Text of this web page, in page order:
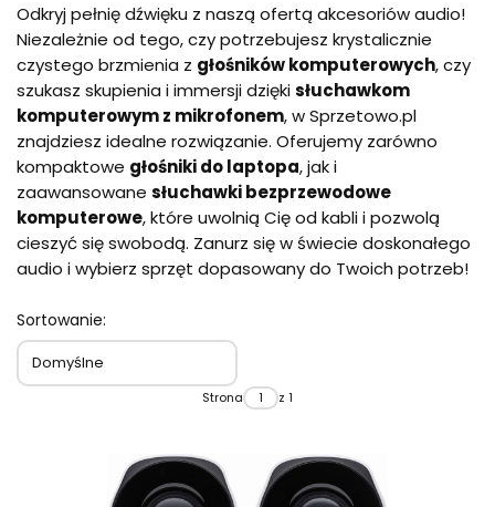
Odkryj pełnię dźwięku z naszą ofertą akcesoriów audio!
Niezależnie od tego, czy potrzebujesz krystalicznie
czystego brzmienia z głośników komputerowych, czy
szukasz skupienia i immersji dziękisłuchawkom
komputerowym z mikrofonem, w Sprzetowo.pl
znajdziesz idealne rozwiązanie. Oferujemy zarówno
kompaktowe głośniki do laptopa, jak i
zaawansowane słuchawki bezprzewodowe
komputerowe, które uwolnią Cię od kabli i pozwolą
cieszyć się swobodą. Zanurz się w świecie doskonałego
audio i wybierz sprzęt dopasowany do Twoich potrzeb!
Sortowanie:
Domyślne
Strona z 1